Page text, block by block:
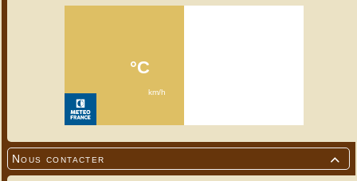

Nous contacter